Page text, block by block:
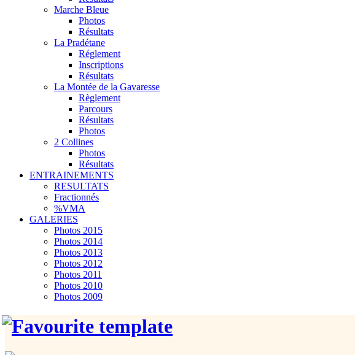
Marche Bleue
Photos
Résultats
La Pradétane
Réglement
Inscriptions
Résultats
La Montée de la Gavaresse
Règlement
Parcours
Résultats
Photos
2 Collines
Photos
Résultats
ENTRAINEMENTS
RESULTATS
Fractionnés
%VMA
GALERIES
Photos 2015
Photos 2014
Photos 2013
Photos 2012
Photos 2011
Photos 2010
Photos 2009